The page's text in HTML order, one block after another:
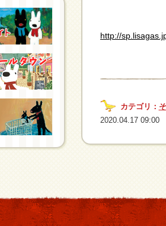
http://
カテゴリ：
2020.04.17 09:00